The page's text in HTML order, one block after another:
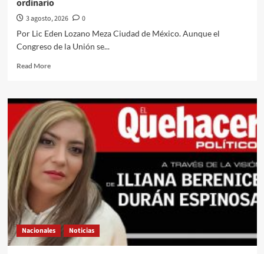
la
ordinario
3 agosto, 2026
0
Por Lic Eden Lozano Meza Ciudad de México. Aunque el
Congreso de la Unión se...
Read MoreRead
El
Quehacer
Político
a
través
de
la
opinión
del
Lic
Eden
Lozano
Meza
desde
Nacionales Noticias